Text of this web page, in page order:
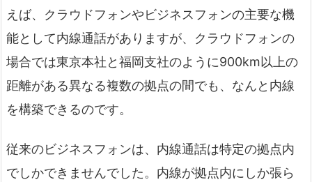
えば、クラウドフォンやビジネスフォンの主要な機
能として内線通話がありますが、クラウドフォンの
場合では東京本社と福岡支社のように900km以上の
距離がある異なる複数の拠点の間でも、なんと内線
を構築できるのです。
従来のビジネスフォンは、内線通話は特定の拠点内
でしかできませんでした。内線が拠点内にしか張ら